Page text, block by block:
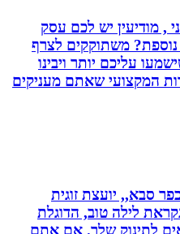
יש לכם עסק
משתוקקים לצרף
יותר ויבינו
שאתם מעניקים
יועצת זוגית
לילה טוב, הדוגלת
שלך. אם אתם